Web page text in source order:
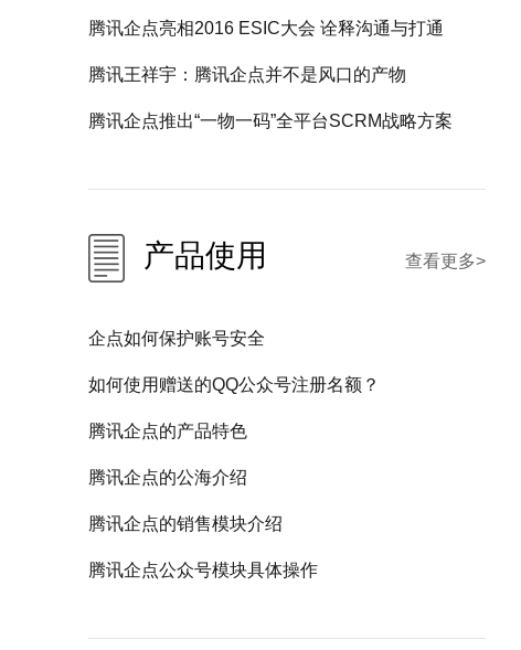
腾讯企点亮相2016 ESIC大会 诠释沟通与打通
腾讯王祥宇：腾讯企点并不是风口的产物
腾讯企点推出“一物一码”全平台SCRM战略方案
产品使用 查看更多>
企点如何保护账号安全
如何使用赠送的QQ公众号注册名额？
腾讯企点的产品特色
腾讯企点的公海介绍
腾讯企点的销售模块介绍
腾讯企点公众号模块具体操作